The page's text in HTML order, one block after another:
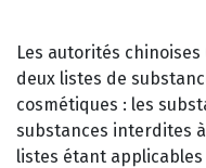
Les autorités chinoises
deux listes de
cosmétiques : les
substances interdites
listes étant